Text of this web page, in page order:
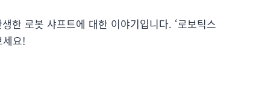
한 로봇 샤프트에 대한 이야기입니다. ‘로보틱스
요!